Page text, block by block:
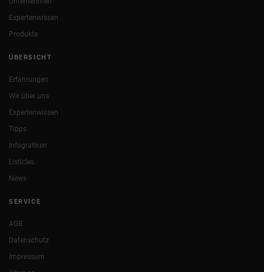
Expertenwissen
Produkte
ÜBERSICHT
Erfahrungen
Wir über uns
Expertenwissen
Tipps
Infografiken
Listicles
News
SERVICE
AGB
Datenschutz
Impressum